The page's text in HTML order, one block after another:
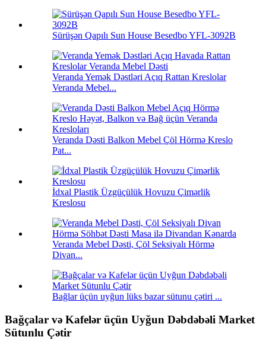
Sürüşən Qapılı Sun House Besedbo YFL-3092B
Veranda Yemək Dəstləri Açıq Rattan Kreslolar
Veranda Mebel...
Veranda Dəsti Balkon Mebel Çöl Hörmə Kreslo
Pat...
İdxal Plastik Üzgüçülük Hovuzu Çimərlik
Kreslosu
Veranda Mebel Dəsti, Çöl Seksiyalı Hörmə
Divan...
Bağlar üçün uyğun lüks bazar sütunu çətiri ...
Bağçalar və Kafelər üçün Uyğun Dəbdəbəli Market
Sütunlu Çətir